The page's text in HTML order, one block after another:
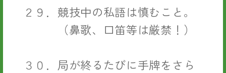
２９．競技中の私語は慎むこと。
（鼻歌、口笛等は厳禁！）
３０．局が終るたびに手牌をさら